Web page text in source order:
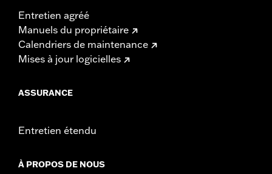
Entretien agréé
Manuels du propriétaire
Calendriers de maintenance
Mises à jour logicielles
ASSURANCE
Entretien étendu
À PROPOS DE NOUS